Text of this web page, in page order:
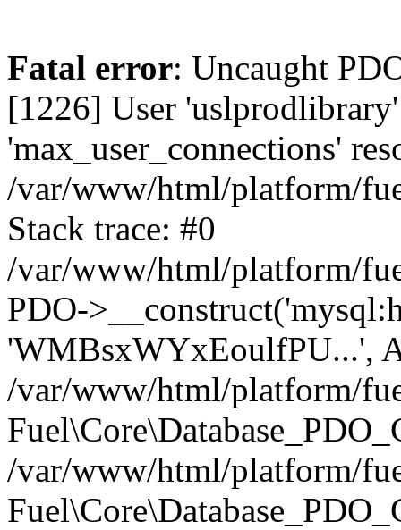
Fatal error: Uncaught
[1226] User 'uslprodlibrary'
'max_user_connections'
/var/www/html/platform/
Stack trace: #0
/var/www/html/platform/
PDO-
'WMBsxWYxEoulfPU...',
/var/www/html/platform/
/var/www/html/platform/